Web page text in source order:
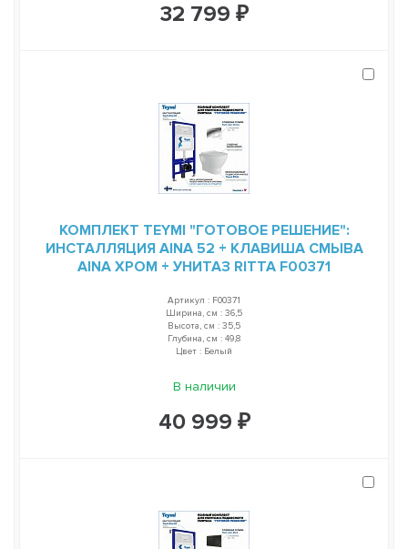
32 799 ₽
КОМПЛЕКТ TEYMI "ГОТОВОЕ РЕШЕНИЕ":
ИНСТАЛЛЯЦИЯ AINA 52 + КЛАВИША СМЫВА
AINA ХРОМ + УНИТАЗ RITTA F00371
Артикул : F00371
Ширина, см : 36,5
Высота, см : 35,5
Глубина, см : 49,8
Цвет : Белый
В наличии
40 999 ₽